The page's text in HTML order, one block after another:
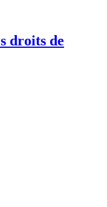
droits de